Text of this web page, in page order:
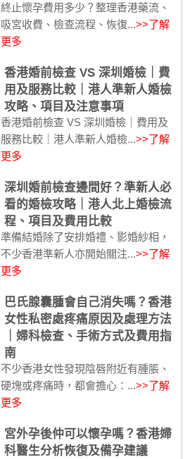
終止懷孕費用多少？整理香港藥流、
吸宮收費、檢查流程、恢復...>>了解
更多
香港婚前檢查 VS 深圳婚檢｜費
用及服務比較｜港人準新人婚檢
攻略、項目及注意事項
香港婚前檢查 VS 深圳婚檢｜費用及
服務比較｜港人準新人婚檢...>>了解
更多
深圳婚前檢查邊間好？準新人必
看的婚檢攻略｜港人北上婚檢流
程、項目及費用比較
準備結婚除了安排婚禮、影婚紗相，
不少香港準新人亦開始關注...>>了解
更多
巴氏腺囊腫會自己消失嗎？香港
女性私密處疼痛原因及處理方法
｜婦科檢查、手術方式及費用指
南
不少香港女性發現陰唇附近有腫脹、
硬塊或疼痛時，都會擔心：...>>了解
更多
宮外孕後仲可以懷孕嗎？香港婦
科醫生分析恢復及備孕建議